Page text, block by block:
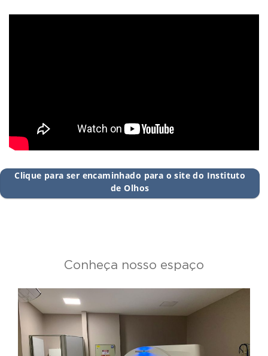
Clique para ser encaminhado para o site do Instituto
de Olhos
Conheça nosso espaço